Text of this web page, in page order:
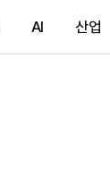
AI 산업